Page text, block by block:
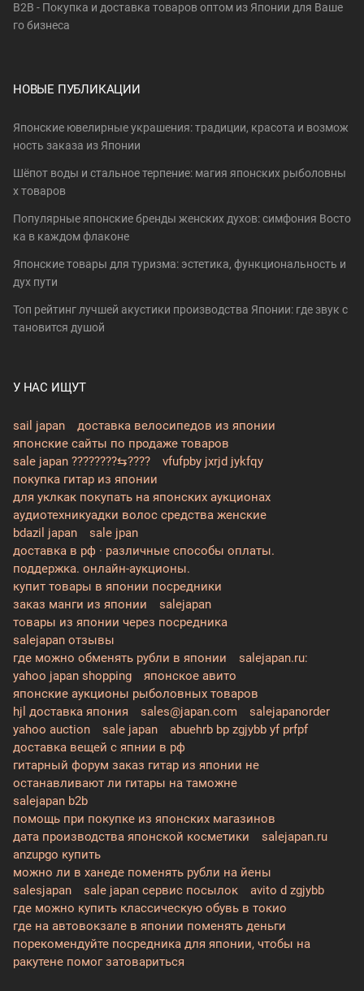
B2B - Покупка и доставка товаров оптом из Японии для Ваше
го бизнеса
НОВЫЕ ПУБЛИКАЦИИ
Японские ювелирные украшения: традиции, красота и возмож
ность заказа из Японии
Шёпот воды и стальное терпение: магия японских рыболовны
х товаров
Популярные японские бренды женских духов: симфония Восто
ка в каждом флаконе
Японские товары для туризма: эстетика, функциональность и
дух пути
Топ рейтинг лучшей акустики производства Японии: где звук с
тановится душой
У НАС ИЩУТ
sail japan
доставка велосипедов из японии
японские сайты по продаже товаров
sale japan ????????⇆????
vfufpby jxrjd jykfqy
покупка гитар из японии
для уклкак покупать на японских аукционах
аудиотехникуадки волос средства женские
bdazil japan
sale jpan
доставка в рф · различные способы оплаты.
поддержка. онлайн-аукционы.
купит товары в японии посредники
заказ манги из японии
salejapan
товары из японии через посредника
salejapan отзывы
где можно обменять рубли в японии
salejapan.ru:
yahoo japan shopping
японское авито
японские аукционы рыболовных товаров
hjl доставка япония
sales@japan.com
salejapanorder
yahoo auction
sale japan
abuehrb bp zgjybb yf prfpf
доставка вещей с япнии в рф
гитарный форум заказ гитар из японии не
останавливают ли гитары на таможне
salejapan b2b
помощь при покупке из японских магазинов
дата производства японской косметики
salejapan.ru
anzupgo купить
можно ли в ханеде поменять рубли на йены
salesjapan
sale japan сервис посылок
avito d zgjybb
где можно купить классическую обувь в токио
где на автовокзале в японии поменять деньги
порекомендуйте посредника для японии, чтобы на
ракутене помог затовариться